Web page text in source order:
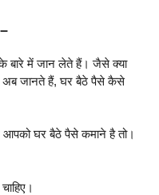
बारे में जान लेते हैं। जैसे क्या
अब जानते हैं, घर बैठे पैसे कैसे
घर बैठे पैसे कमाने है तो।